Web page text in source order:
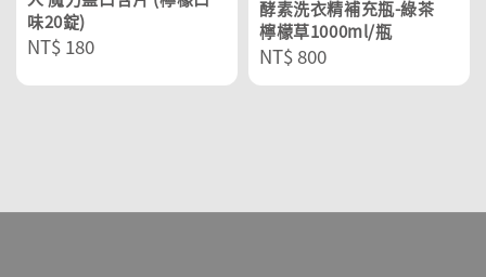
味20錠)
Regular
NT$ 180
酵素洗衣精補充瓶-綠茶
檸檬草1000ml/瓶
Regular
price
NT$ 800